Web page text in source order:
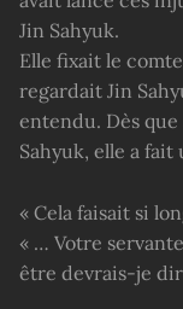
Jin Sahyuk.
Elle fixait le
regardait Jin
entendu. Dès
Sahyuk, elle a
« Cela faisait si
« … Votre
être devrais-je